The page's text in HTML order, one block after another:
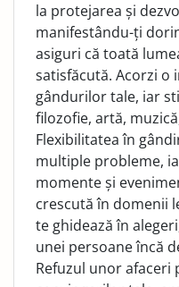
la protejarea și
manifestându-ți
asiguri că toată
satisfăcută. Acorzi
gândurilor tale, iar
filozofie, artă,
Flexibilitatea în
multiple probleme,
momente și
crescută în domenii
te ghidează în
unei persoane încă
Refuzul unor afaceri